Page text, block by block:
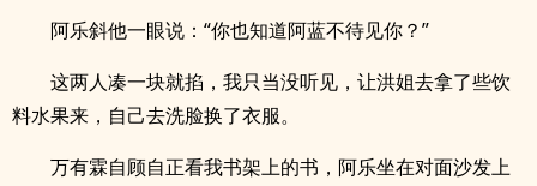
阿乐斜他一眼说：“你也知道阿蓝不待见你？”
这两人凑一块就掐，我只当没听见，让洪姐去拿了些饮
料水果来，自己去洗脸换了衣服。
万有霖自顾自正看我书架上的书，阿乐坐在对面沙发上